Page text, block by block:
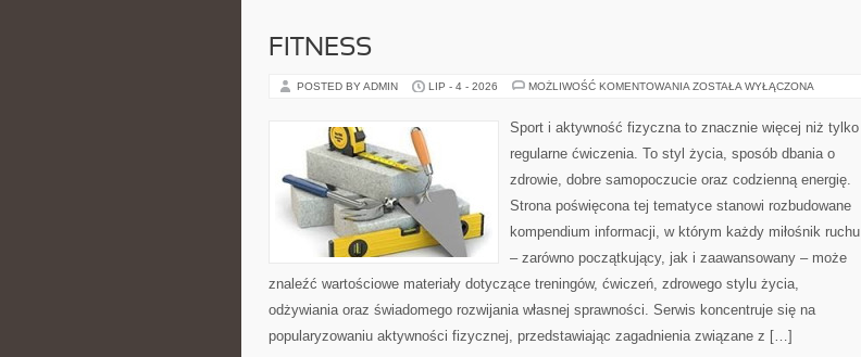
FITNESS
POSTED BY ADMIN LIP - 4 - 2026 MOŻLIWOŚĆ KOMENTOWANIA FITNESS
ZOSTAŁA WYŁĄCZONA
Sport i aktywność fizyczna to znacznie więcej niż tylko
regularne ćwiczenia. To styl życia, sposób dbania o
zdrowie, dobre samopoczucie oraz codzienną energię.
Strona poświęcona tej tematyce stanowi rozbudowane
kompendium informacji, w którym każdy miłośnik ruchu
– zarówno początkujący, jak i zaawansowany – może
znaleźć wartościowe materiały dotyczące treningów, ćwiczeń, zdrowego stylu życia,
odżywiania oraz świadomego rozwijania własnej sprawności. Serwis koncentruje się na
popularyzowaniu aktywności fizycznej, przedstawiając zagadnienia związane z […]